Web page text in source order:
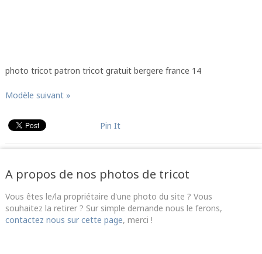
photo tricot patron tricot gratuit bergere france 14
Modèle suivant »
Pin It
A propos de nos photos de tricot
Vous êtes le/la propriétaire d'une photo du site ? Vous
souhaitez la retirer ? Sur simple demande nous le ferons,
contactez nous sur cette page, merci !